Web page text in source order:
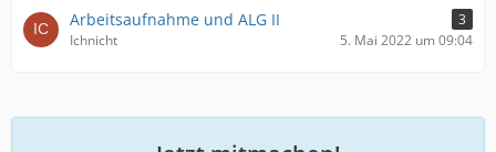
Arbeitsaufnahme und ALG II
3
Ichnicht
5. Mai 2022 um 09:04